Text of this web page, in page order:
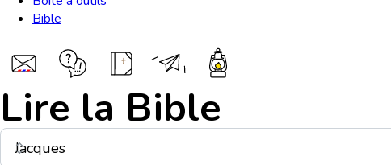
Bible
Lire la Bible